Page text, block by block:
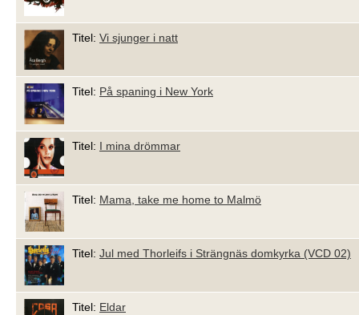
Titel: Vi sjunger i natt
Titel: På spaning i New York
Titel: I mina drömmar
Titel: Mama, take me home to Malmö
Titel: Jul med Thorleifs i Strängnäs domkyrka (VCD 02)
Titel: Eldar